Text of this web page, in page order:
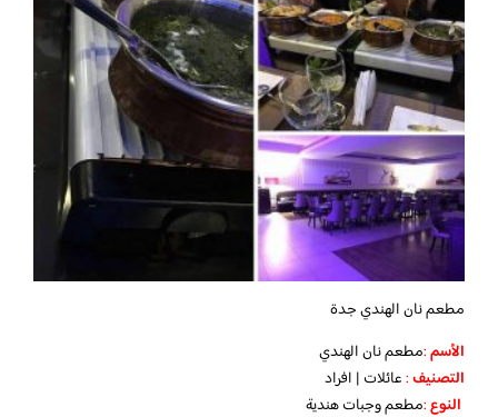
مطعم نان الهندي جدة
الأسم:مطعم نان الهندي
التصنيف:عائلات | افراد
النوع:مطعم وجبات هندية